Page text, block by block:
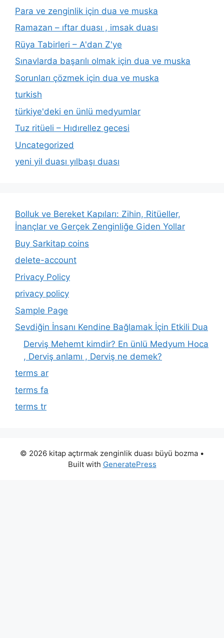
Para ve zenginlik için dua ve muska
Ramazan – ıftar duası , imsak duası
Rüya Tabirleri – A'dan Z'ye
Sınavlarda başarılı olmak için dua ve muska
Sorunları çözmek için dua ve muska
turkish
türkiye'deki en ünlü medyumlar
Tuz ritüeli – Hıdırellez gecesi
Uncategorized
yeni yil duası yılbaşı duası
Bolluk ve Bereket Kapıları: Zihin, Ritüeller,
İnançlar ve Gerçek Zenginliğe Giden Yollar
Buy Sarkitap coins
delete-account
Privacy Policy
privacy policy
Sample Page
Sevdiğin İnsanı Kendine Bağlamak İçin Etkili Dua
Derviş Mehemt kimdir? En ünlü Medyum Hoca
, Derviş anlamı , Derviş ne demek?
terms ar
terms fa
terms tr
© 2026 kitap açtırmak zenginlik duası büyü bozma •
Built with GeneratePress